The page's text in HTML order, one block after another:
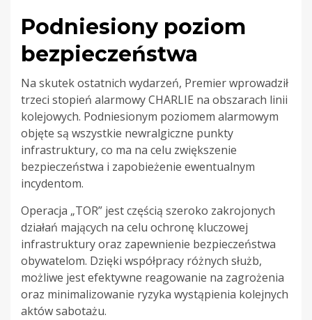
Podniesiony poziom
bezpieczeństwa
Na skutek ostatnich wydarzeń, Premier wprowadził
trzeci stopień alarmowy CHARLIE na obszarach linii
kolejowych. Podniesionym poziomem alarmowym
objęte są wszystkie newralgiczne punkty
infrastruktury, co ma na celu zwiększenie
bezpieczeństwa i zapobieżenie ewentualnym
incydentom.
Operacja „TOR” jest częścią szeroko zakrojonych
działań mających na celu ochronę kluczowej
infrastruktury oraz zapewnienie bezpieczeństwa
obywatelom. Dzięki współpracy różnych służb,
możliwe jest efektywne reagowanie na zagrożenia
oraz minimalizowanie ryzyka wystąpienia kolejnych
aktów sabotażu.